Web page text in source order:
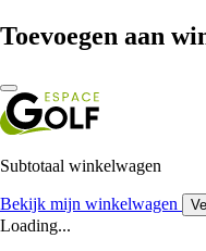
Toevoegen aan
Subtotaal winkelwagen
Bekijk mijn winkelwagen
Loading...